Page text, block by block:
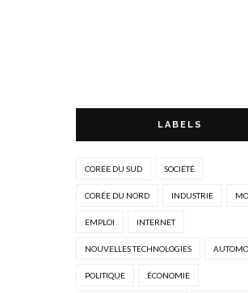
LABELS
CORÉE DU SUD SOCIÉTÉ
CORÉE DU NORD INDUSTRIE
EMPLOI INTERNET
NOUVELLES TECHNOLOGIES
POLITIQUE ÉCONOMIE